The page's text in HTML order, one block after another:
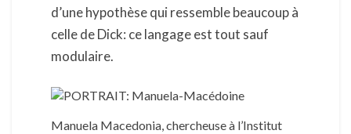
d’une hypothèse qui ressemble beaucoup à
celle de Dick: ce langage est tout sauf
modulaire.
Manuela Macedonia, chercheuse à l’Institut